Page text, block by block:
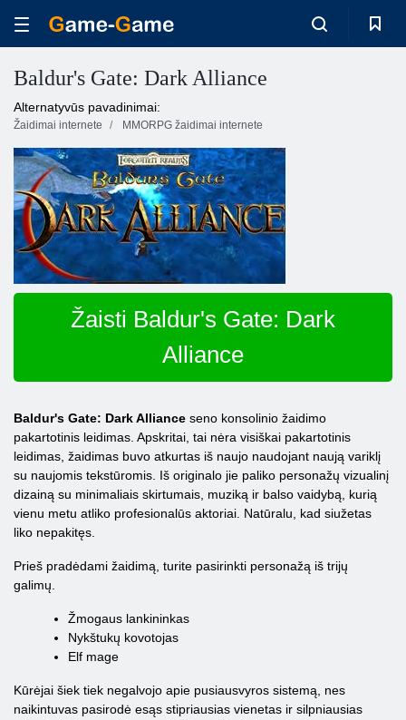
Baldur's Gate: Dark Alliance
Alternatyvūs pavadinimai:
Žaidimai internete MMORPG žaidimai internete
Žaisti Baldur's Gate: Dark
Alliance
Baldur's Gate: Dark Alliance seno konsolinio žaidimo
pakartotinis leidimas. Apskritai, tai nėra visiškai pakartotinis
leidimas, žaidimas buvo atkurtas iš naujo naudojant naują variklį
su naujomis tekstūromis. Iš originalo jie paliko personažų vizualinį
dizainą su minimaliais skirtumais, muziką ir balso vaidybą, kurią
vienu metu atliko profesionalūs aktoriai. Natūralu, kad siužetas
liko nepakitęs.
Prieš pradėdami žaidimą, turite pasirinkti personažą iš trijų
galimų.
Žmogaus lankininkas
Nykštukų kovotojas
Elf mage
Kūrėjai šiek tiek negalvojo apie pusiausvyros sistemą, nes
naikintuvas pasirodė esąs stipriausias vienetas ir silpniausias